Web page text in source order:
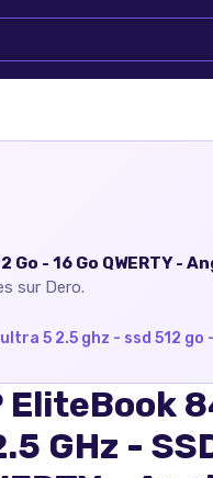
- 16 Go QWERTY -
sur Dero.
5 2.5 ghz - ssd 512
EliteBook
GHz -